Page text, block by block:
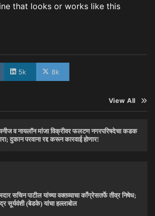
that looks or works like this
5k 8k
View All
व नायलॉन मांजा विक्रीवर फलटण नगरपरिषदेचा कडक
दुकान परवाना रद्द करून कारवाई होणार!
सचिन पाटील यांच्या वक्तव्याचा काँग्रेसतर्फे तीव्र निषेध;
सूर्यवंशी (बेडके) यांचा हल्लाबोल